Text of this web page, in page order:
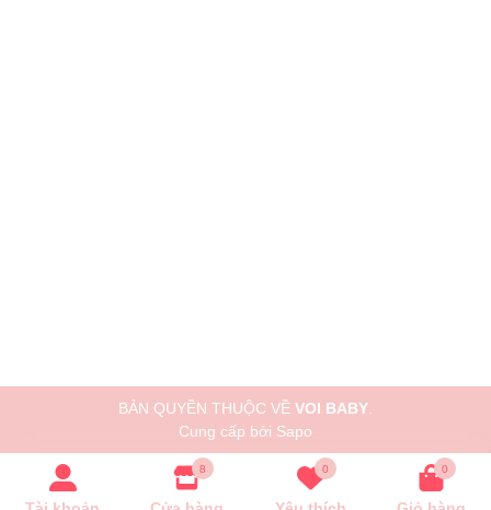
8 0 0
BẢN QUYỀN THUỘC VỀ VOI BABY.
Cung cấp bởi Sapo